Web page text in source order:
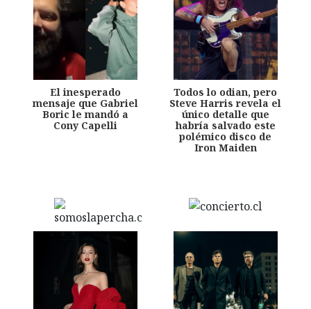
El inesperado
mensaje que Gabriel
Boric le mandó a
Cony Capelli
Todos lo odian, pero
Steve Harris revela el
único detalle que
habría salvado este
polémico disco de
Iron Maiden